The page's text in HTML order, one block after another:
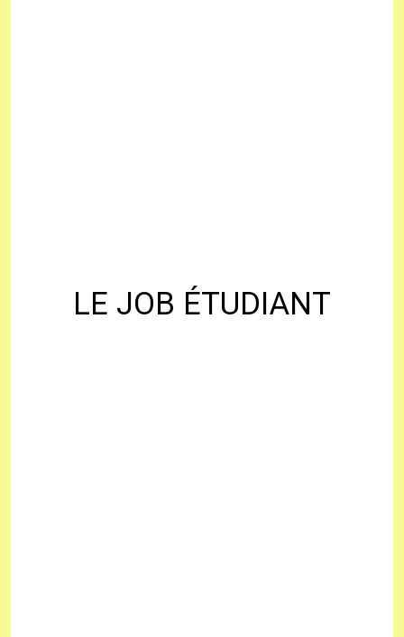
LE JOB ÉTUDIANT